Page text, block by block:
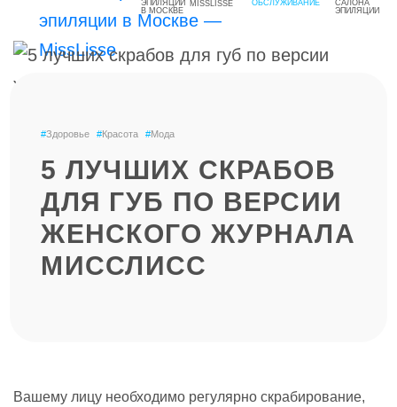
MISSLISSE
#Здоровье #Красота #Мода
5 ЛУЧШИХ СКРАБОВ
ДЛЯ ГУБ ПО ВЕРСИИ
ЖЕНСКОГО ЖУРНАЛА
МИССЛИСС
Вашему лицу необходимо регулярно скрабирование,